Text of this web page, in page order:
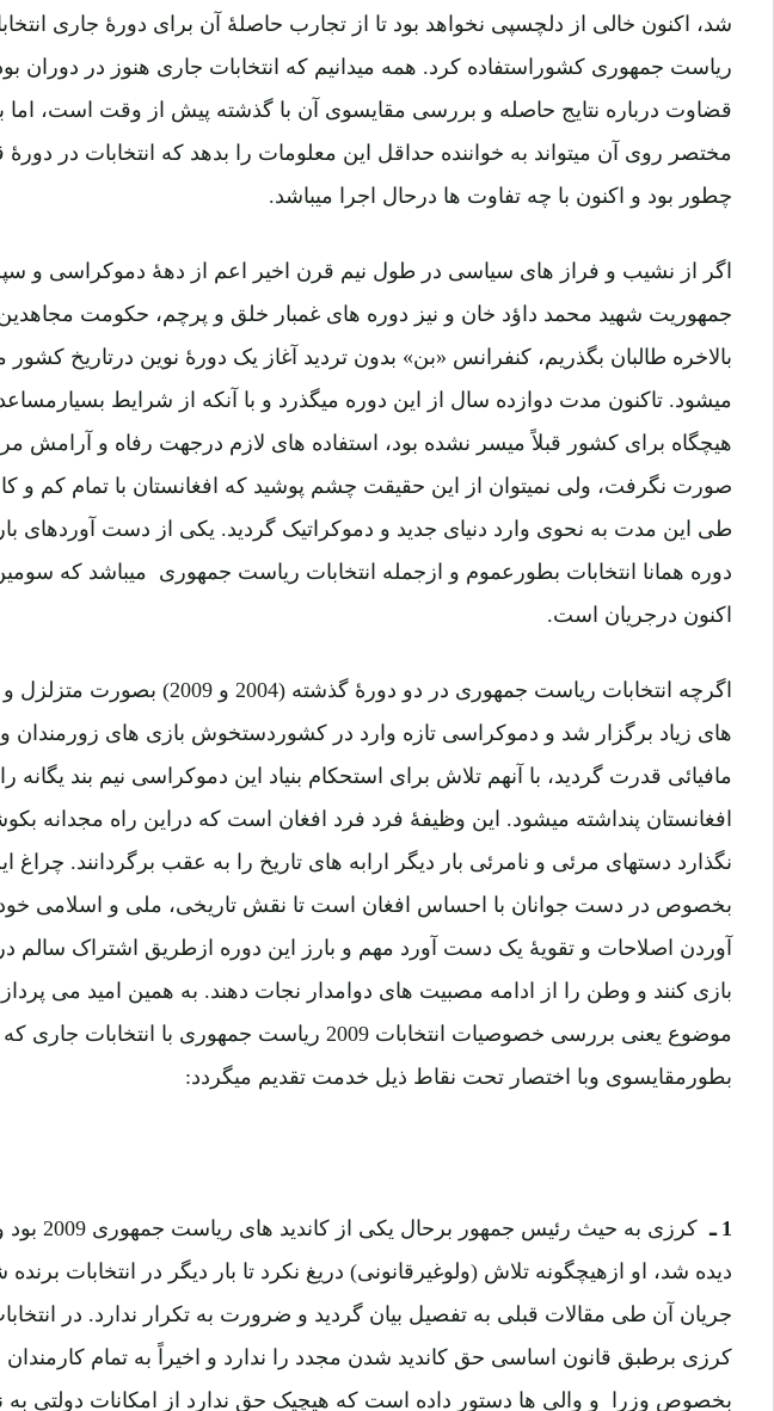
شد، اکنون خالی از دلچسپی نخواهد بود تا از تجارب حاصلۀ آن برای دورۀ جاری
ریاست جمهوری کشوراستفاده کرد. همه میدانیم که انتخابات جاری هنوز در دوران
قضاوت درباره نتایج حاصله و بررسی مقایسوی آن با گذشته پیش از وقت است، اما
مختصر روی آن میتواند به خواننده حداقل این معلومات را بدهد که انتخابات در دورۀ
چطور بود و اکنون با چه تفاوت ها درحال اجرا میباشد.
اگر از نشیب و فراز های سیاسی در طول نیم قرن اخیر اعم از دهۀ دموکراسی و
جمهوریت شهید محمد داؤد خان و نیز دوره های غمبار خلق و پرچم، حکومت مجاهدین
بالاخره طالبان بگذریم، کنفرانس «بن» بدون تردید آغاز یک دورۀ نوین درتاریخ
میشود. تاکنون مدت دوازده سال از این دوره میگذرد و با آنکه از شرایط
هیچگاه برای کشور قبلاً میسر نشده بود، استفاده های لازم درجهت رفاه و آرامش
صورت نگرفت، ولی نمیتوان از این حقیقت چشم پوشید که افغانستان با تمام کم و
طی این مدت به نحوی وارد دنیای جدید و دموکراتیک گردید. یکی از دست آوردهای
دوره همانا انتخابات بطورعموم و ازجمله انتخابات ریاست جمهوری میباشد که
اکنون درجریان است.
اگرچه انتخابات ریاست جمهوری در دو دورۀ گذشته (2004 و
های زیاد برگزار شد و دموکراسی تازه وارد در کشوردستخوش بازی های زورمندان و
مافیائی قدرت گردید، با آنهم تلاش برای استحکام بنیاد این دموکراسی نیم بند یگانه
افغانستان پنداشته میشود. این وظیفۀ فرد فرد افغان است که دراین راه مجدانه
نگذارد دستهای مرئی و نامرئی بار دیگر ارابه های تاریخ را به عقب برگردانند. چراغ
بخصوص در دست جوانان با احساس افغان است تا نقش تاریخی، ملی و اسلامی خود
آوردن اصلاحات و تقویۀ یک دست آورد مهم و بارز این دوره ازطریق اشتراک سالم در
بازی کنند و وطن را از ادامه مصبیت های دوامدار نجات دهند. به همین امید می
موضوع یعنی بررسی خصوصیات انتخابات 2009 ریاست جمهوری با انتخابات جاری
بطورمقایسوی وبا اختصار تحت نقاط ذیل خدمت تقدیم میگردد:
1 ـ
کرزی به حیث رئیس جمهور
دیده شد، او ازهیچگونه تلاش (ولوغیرقانونی) دریغ نکرد تا بار دیگر در انتخابات برنده
جریان آن طی مقالات قبلی به تفصیل بیان گردید و ضرورت به تکرار ندارد. در
کرزی برطبق قانون اساسی حق کاندید شدن مجدد را ندارد و اخیراً به تمام کارمندان
بخصوص وزرا و والی ها دستور داده است که هیچیک حق ندارد از امکانات دولتی به